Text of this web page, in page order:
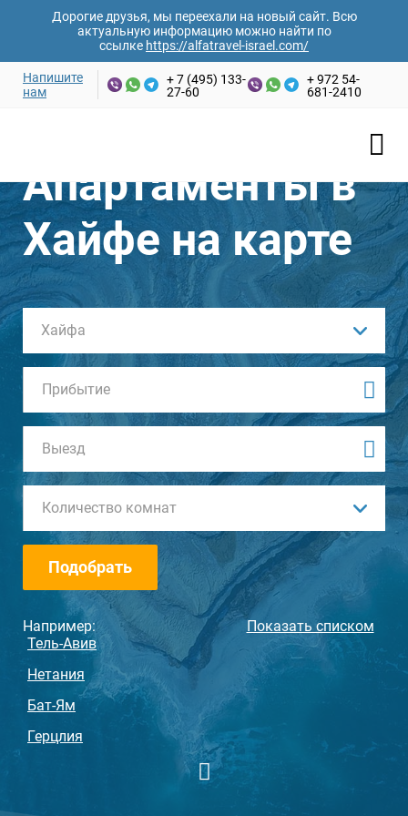
Дорогие друзья, мы переехали на новый сайт. Всю
актуальную информацию можно найти по
ссылке https://alfatravel-israel.com/
Напишите
нам
+ 7 (495) 133-
27-60
+ 972 54-
681-2410
Апартаменты в
Хайфе на карте
Хайфа
Количество комнат
Подобрать
Например:
Тель-Авив
Нетания
Бат-Ям
Герцлия
Показать списком